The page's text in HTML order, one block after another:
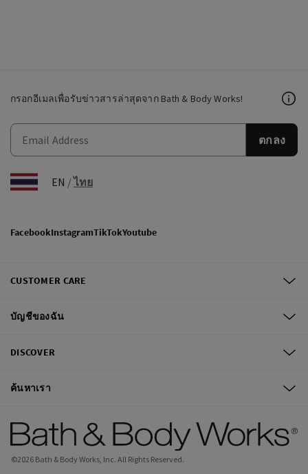
กรอกอีเมลเพื่อรับข่าวสารล่าสุดจาก Bath & Body Works!
ตกลง
EN /ไทย
FacebookInstagramTikTokYoutube
CUSTOMER CARE
บัญชีของฉัน
DISCOVER
ค้นหาเรา
©2026 Bath & Body Works, Inc. All Rights Reserved.